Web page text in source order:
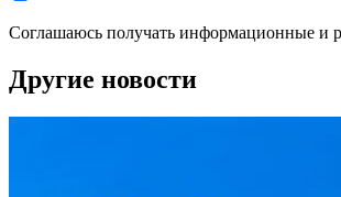
Соглашаюсь получать информационные и
Другие новости